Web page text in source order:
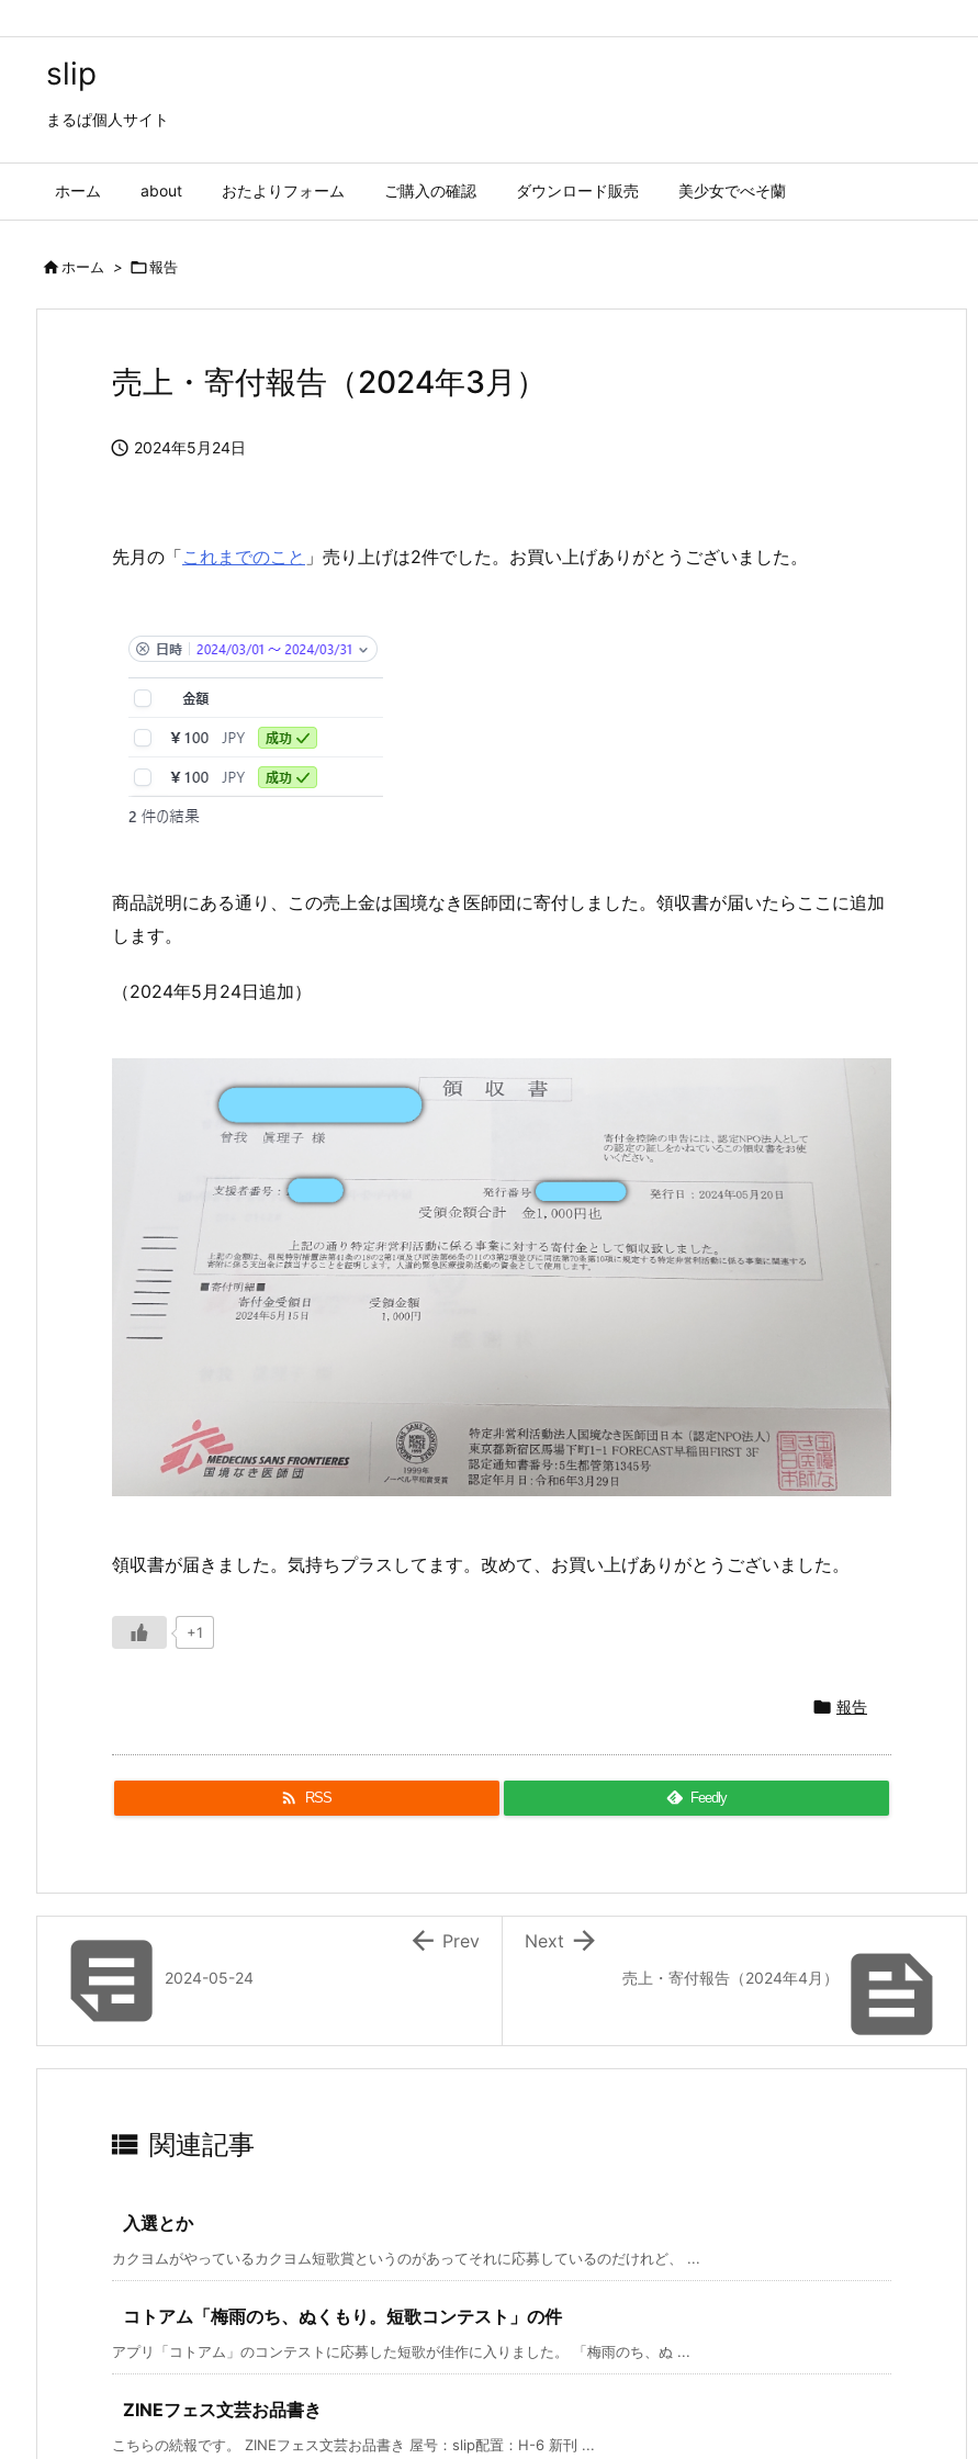
slip
まるぱ個人サイト
ホーム about おたよりフォーム ご購入の確認 ダウンロード販売 美少女でべそ蘭
ホーム > 報告
売上・寄付報告（2024年3月）
 2024年5月24日
先月の「これまでのこと 」売り上げは2件でした。お買い上げありがとうございました。
商品説明にある通り、この売上金は国境なき医師団に寄付しました。領収書が届いたらここに追加
します。
（2024年5月24日追加）
領収書が届きました。気持ちプラスしてます。改めて、お買い上げありがとうございました。
+1
 報告
 RSS Feedly

売上・寄付報告（2024年4月）

Next
2024-05-24
 Prev
 関連記事
入選とか
カクヨムがやっているカクヨム短歌賞というのがあってそれに応募しているのだけれど、 ...
コトアム「梅雨のち、ぬくもり。短歌コンテスト」の件
アプリ「コトアム」のコンテストに応募した短歌が佳作に入りました。 「梅雨のち、ぬ ...
ZINEフェス文芸お品書き
こちらの続報です。 ZINEフェス文芸お品書き 屋号：slip配置：H-6 新刊 ...